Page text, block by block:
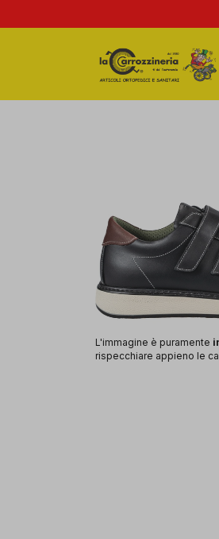
L'immagine è puramente
rispecchiare appieno le